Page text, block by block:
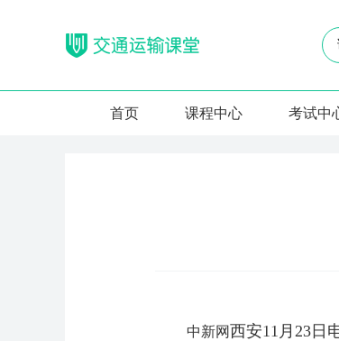
首页 课程中心 考试中
中新网西安11月23日